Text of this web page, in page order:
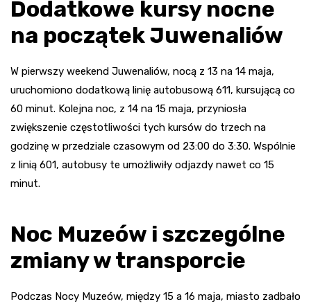
Dodatkowe kursy nocne
na początek Juwenaliów
W pierwszy weekend Juwenaliów, nocą z 13 na 14 maja,
uruchomiono dodatkową linię autobusową 611, kursującą co
60 minut. Kolejna noc, z 14 na 15 maja, przyniosła
zwiększenie częstotliwości tych kursów do trzech na
godzinę w przedziale czasowym od 23:00 do 3:30. Wspólnie
z linią 601, autobusy te umożliwiły odjazdy nawet co 15
minut.
Noc Muzeów i szczególne
zmiany w transporcie
Podczas Nocy Muzeów, między 15 a 16 maja, miasto zadbało